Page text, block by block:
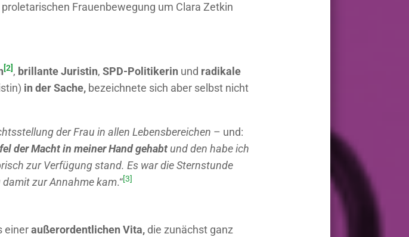
Frauenbewegung um Clara Zetkin
[2] , brillante Juristin, SPD-Politikerin und radikale
in der Sache, bezeichnete sich aber selbst nicht
der Frau in allen Lebensbereichen – und:
der Machtin meiner Hand gehabt und den habe ich
zur Verfügung stand. Es war die Sternstunde
damit zur Annahme kam.“[3]
eineraußerordentlichen Vita, die zunächst ganz